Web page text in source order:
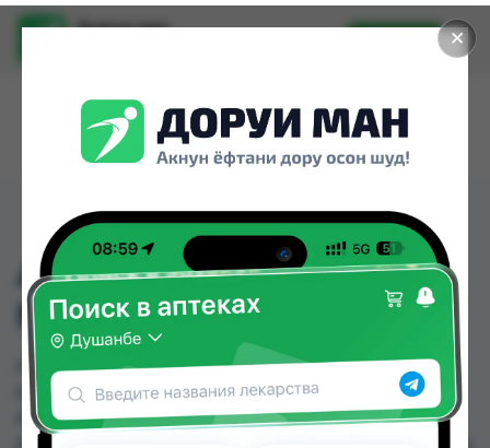
✕
Доруи ман
Установить
АРБИДОЛ 100МГ КАП
№20
АРБИДОЛ 100МГ КАП №20 можно купить или
заказать в аптеках, Авиценна, Аптека Вита,
Аптека Нур (Nur), Аптека ЧДММ Мадад-57, Арча,